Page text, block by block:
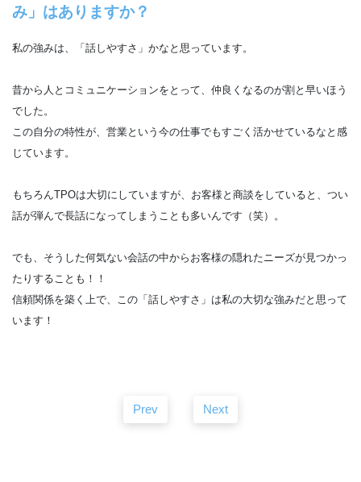
み」はありますか？
私の強みは、「話しやすさ」かなと思っています。
昔から人とコミュニケーションをとって、仲良くなるのが割と早いほう
でした。
この自分の特性が、営業という今の仕事でもすごく活かせているなと感
じています。
もちろんTPOは大切にしていますが、お客様と商談をしていると、つい
話が弾んで長話になってしまうことも多いんです（笑）。
でも、そうした何気ない会話の中からお客様の隠れたニーズが見つかっ
たりすることも！！
信頼関係を築く上で、この「話しやすさ」は私の大切な強みだと思って
います！
Prev Next